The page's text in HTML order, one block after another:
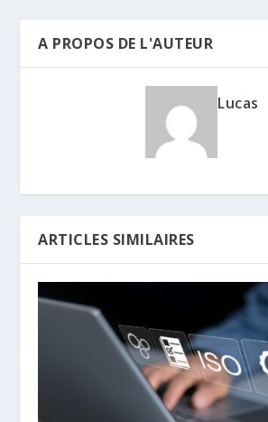
A PROPOS DE L'AUTEUR
Lucas
ARTICLES SIMILAIRES